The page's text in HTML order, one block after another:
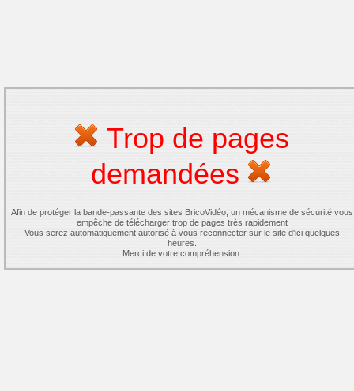
Trop de pages
demandées
Afin de protéger la bande-passante des sites BricoVidéo, un mécanisme de sécurité vous
empêche de télécharger trop de pages très rapidement
Vous serez automatiquement autorisé à vous reconnecter sur le site d'ici quelques
heures.
Merci de votre compréhension.